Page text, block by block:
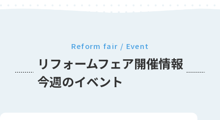
Reform fair / Event
リフォームフェア開催情報
今週のイベント